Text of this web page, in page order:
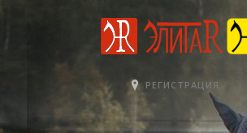
РЕГИСТРАЦИЯ
12 ИЮНЯ 2007 ФОТОГАЛЕРЕЯ